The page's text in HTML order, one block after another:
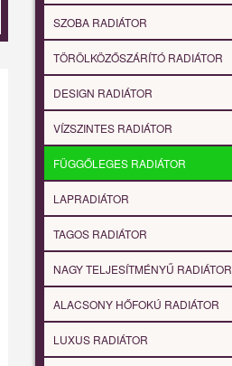
SZOBA RADIÁTOR
TÖRÖLKÖZŐSZÁRÍTÓ RADIÁTOR
DESIGN RADIÁTOR
VÍZSZINTES RADIÁTOR
FÜGGŐLEGES RADIÁTOR
LAPRADIÁTOR
TAGOS RADIÁTOR
NAGY TELJESÍTMÉNYŰ RADIÁTOR
ALACSONY HŐFOKÚ RADIÁTOR
LUXUS RADIÁTOR